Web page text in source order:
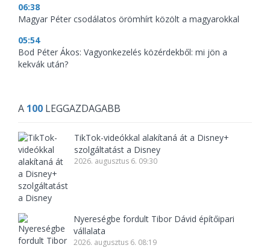
06:38
Magyar Péter csodálatos örömhírt közölt a magyarokkal
05:54
Bod Péter Ákos: Vagyonkezelés közérdekből: mi jön a
kekvák után?
A 100 LEGGAZDAGABB
TikTok-videókkal alakítaná át a Disney+
szolgáltatást a Disney
2026. augusztus 6. 09:30
Nyereségbe fordult Tibor Dávid építőipari
vállalata
2026. augusztus 6. 08:19